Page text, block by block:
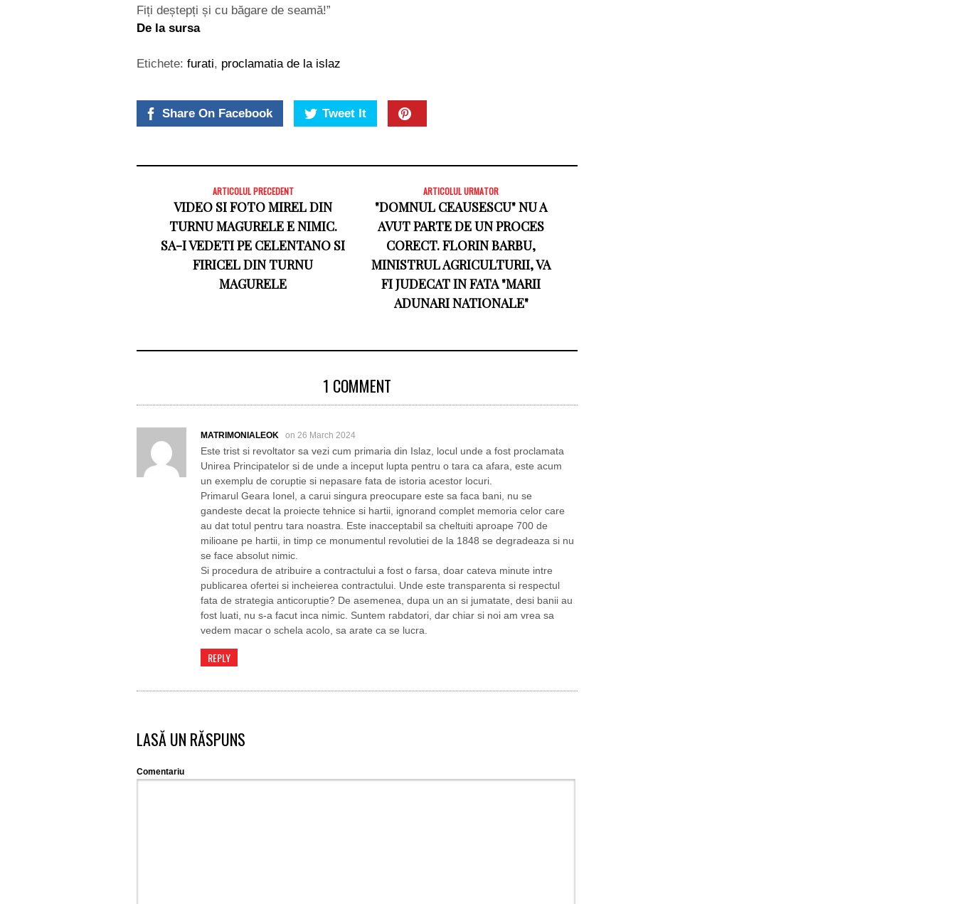
Fiți deștepți și cu băgare de seamă!”
De la sursa
Etichete: furati, proclamatia de la islaz
Share On Facebook Tweet It
ARTICOLUL PRECEDENT
VIDEO SI FOTO MIREL DIN
TURNU MAGURELE E NIMIC.
SA-I VEDETI PE CELENTANO SI
FIRICEL DIN TURNU
MAGURELE
ARTICOLUL URMATOR
"DOMNUL CEAUSESCU" NU A
AVUT PARTE DE UN PROCES
CORECT. FLORIN BARBU,
MINISTRUL AGRICULTURII, VA
FI JUDECAT IN FATA "MARII
ADUNARI NATIONALE"
1 COMMENT
MATRIMONIALEOK on 26 March 2024
Este trist si revoltator sa vezi cum primaria din Islaz, locul unde a fost proclamata
Unirea Principatelor si de unde a inceput lupta pentru o tara ca afara, este acum
un exemplu de coruptie si nepasare fata de istoria acestor locuri.
Primarul Geara Ionel, a carui singura preocupare este sa faca bani, nu se
gandeste decat la proiecte tehnice si hartii, ignorand complet memoria celor care
au dat totul pentru tara noastra. Este inacceptabil sa cheltuiti aproape 700 de
milioane pe hartii, in timp ce monumentul revolutiei de la 1848 se degradeaza si nu
se face absolut nimic.
Si procedura de atribuire a contractului a fost o farsa, doar cateva minute intre
publicarea ofertei si incheierea contractului. Unde este transparenta si respectul
fata de strategia anticoruptie? De asemenea, dupa un an si jumatate, desi banii au
fost luati, nu s-a facut inca nimic. Suntem rabdatori, dar chiar si noi am vrea sa
vedem macar o schela acolo, sa arate ca se lucra.
REPLY
LASĂ UN RĂSPUNS
Comentariu